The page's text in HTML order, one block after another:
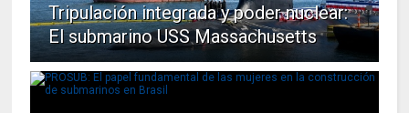
Tripulación integrada y poder nuclear:
El submarino USS Massachusetts